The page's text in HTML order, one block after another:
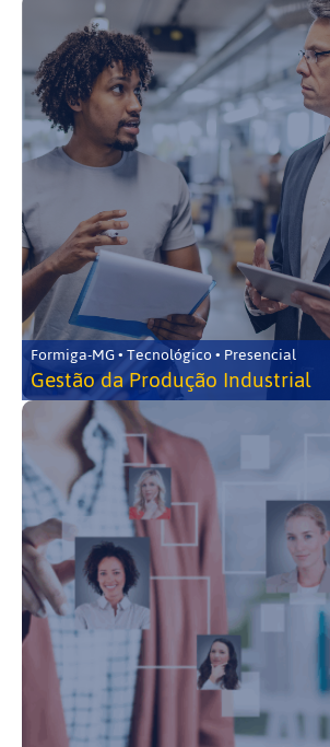
Formiga-MG • Tecnológico • Presencial
Gestão da Produção Industrial